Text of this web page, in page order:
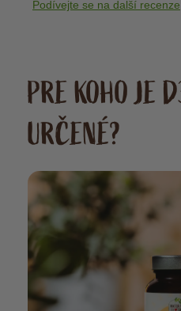
Podívejte se na další recenze
PRE KOHO JE
URČENÉ?